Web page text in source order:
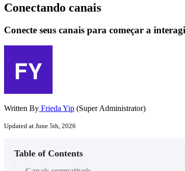
Conectando canais
Conecte seus canais para começar a
Written By Frieda Yip (Super Administrator)
Updated at June 5th, 2026
Table of Contents